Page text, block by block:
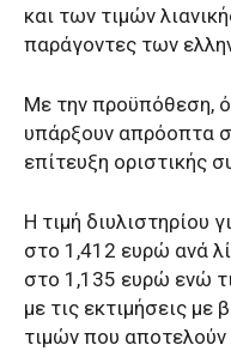
και των τιμών
παράγοντες των
Με την προϋπόθεση,
υπάρξουν απρόοπτα
επίτευξη οριστικής
Η τιμή διυλιστηρίου
στο 1,412 ευρώ ανά
στο 1,135 ευρώ ενώ
με τις εκτιμήσεις
τιμών που